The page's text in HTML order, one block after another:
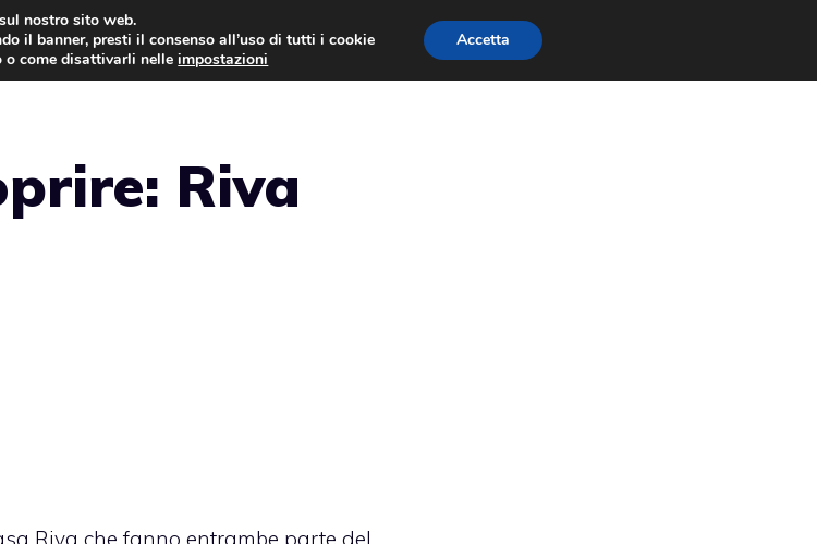
NEWS LEGGI & NORMATIVE EVENTI E COMPETIZIONI
Riva
Riva che fanno entrambe parte del
nostro sito web.
il banner, presti il consenso all’uso di tutti i cookie
o come disattivarli nelleimpostazioni
Accetta